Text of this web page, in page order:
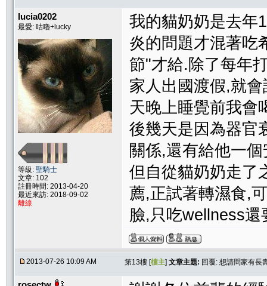
lucia0202
最愛: 咕嚕+lucky
等級: 聖騎士
文章: 102
註冊時間: 2013-04-20
最近來訪: 2018-09-02
離線
我的貓奶奶是去年
炎的問題才混著吃
節"才給.除了每年
家人出國渡假,就
天晚上睡覺前我會
後幾天是因為器官
關係,還有給他一
但自從貓奶奶走了
薦,正試著轉濕食,
臉,只吃wellness
2013-07-26 10:09 AM 第13樓 [樓主] 文章主題: 回覆: 想請問家有長